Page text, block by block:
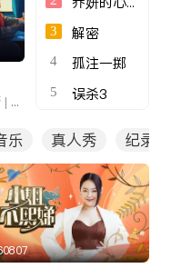
赵丽颖 | 辛芷蕾 | 姐妹重逢
3 解密
4 孤注一掷
5 误杀3
乐 真人秀 纪录片